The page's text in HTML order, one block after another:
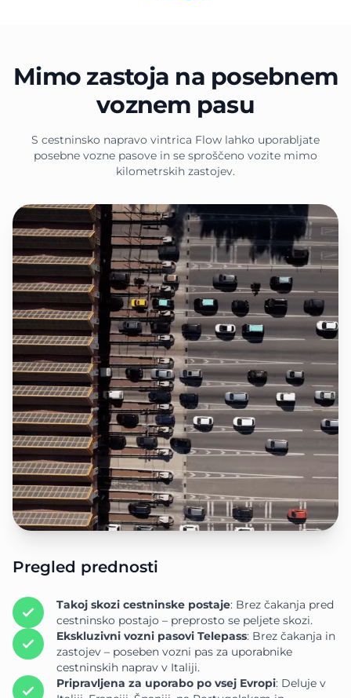
Mimo zastoja na posebnem
voznem pasu
S cestninsko napravo vintrica Flow lahko uporabljate
posebne vozne pasove in se sproščeno vozite mimo
kilometrskih zastojev.
Pregled prednosti
Takoj skozi cestninske postaje: Brez čakanja pred
cestninsko postajo – preprosto se peljete skozi.
Ekskluzivni vozni pasovi Telepass: Brez čakanja in
zastojev – poseben vozni pas za uporabnike
cestninskih naprav v Italiji.
Pripravljena za uporabo po vsej Evropi: Deluje v